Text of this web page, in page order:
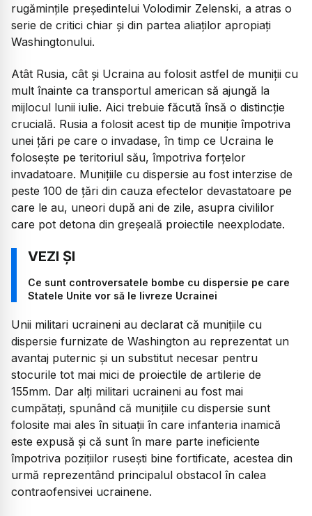
rugămințile președintelui Volodimir Zelenski, a atras o
serie de critici chiar și din partea aliaților apropiați
Washingtonului.
Atât Rusia, cât și Ucraina au folosit astfel de muniții cu
mult înainte ca transportul american să ajungă la
mijlocul lunii iulie. Aici trebuie făcută însă o distincție
crucială. Rusia a folosit acest tip de muniție împotriva
unei țări pe care o invadase, în timp ce Ucraina le
folosește pe teritoriul său, împotriva forțelor
invadatoare. Munițiile cu dispersie au fost interzise de
peste 100 de țări din cauza efectelor devastatoare pe
care le au, uneori după ani de zile, asupra civililor
care pot detona din greșeală proiectile neexplodate.
Ce sunt controversatele bombe cu dispersie pe care
Statele Unite vor să le livreze Ucrainei
Unii militari ucraineni au declarat că munițiile cu
dispersie furnizate de Washington au reprezentat un
avantaj puternic și un substitut necesar pentru
stocurile tot mai mici de proiectile de artilerie de
155mm. Dar alți militari ucraineni au fost mai
cumpătați, spunând că munițiile cu dispersie sunt
folosite mai ales în situații în care infanteria inamică
este expusă și că sunt în mare parte ineficiente
împotriva pozițiilor rusești bine fortificate, acestea din
urmă reprezentând principalul obstacol în calea
contraofensivei ucrainene.